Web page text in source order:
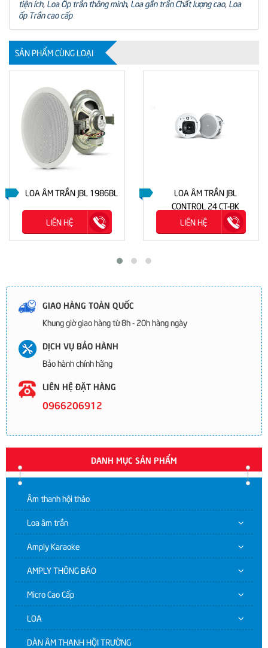
tiện ích, Loa Ốp trần thông minh, Loa gắn trần Chất lượng cao, Loa
ốp Trần cao cấp
SẢN PHẨM CÙNG LOẠI
LOA ÂM TRẦN JBL 1986BL
LIÊN HỆ
LOA ÂM TRẦN JBL
CONTROL 24 CT-BK
LIÊN HỆ
GIAO HÀNG TOÀN QUỐC
Khung giờ giao hàng từ 8h - 20h hàng ngày
DỊCH VỤ BẢO HÀNH
Bảo hành chính hãng
LIÊN HỆ ĐẶT HÀNG
0966206912
DANH MỤC SẢN PHẨM
Âm thanh hội thảo
Loa âm trần
Amply Karaoke
AMPLY THÔNG BÁO
Micro Cao Cấp
LOA
DÀN ÂM THANH HỘI TRƯỜNG